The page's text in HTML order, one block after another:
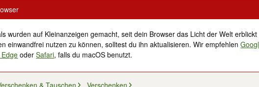
wurden auf Kleinanzeigen gemacht, seit dein Browser das Licht der Welt
einwandfrei nutzen zu können, solltest du ihn aktualisieren. Wir empfehlen
oderSafari, falls du macOS benutzt.
& Tauschen Verschenken